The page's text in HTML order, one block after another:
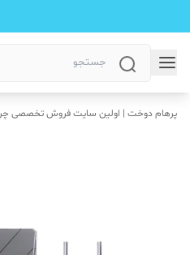
پرهام دوخت | اولین سایت فروش تخصصی